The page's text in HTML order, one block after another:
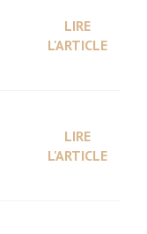
LIRE
L'ARTICLE
LIRE
L'ARTICLE